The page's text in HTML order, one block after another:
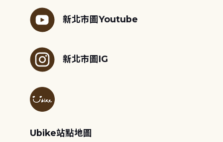
新北市圖Youtube
新北市圖IG
Ubike站點地圖